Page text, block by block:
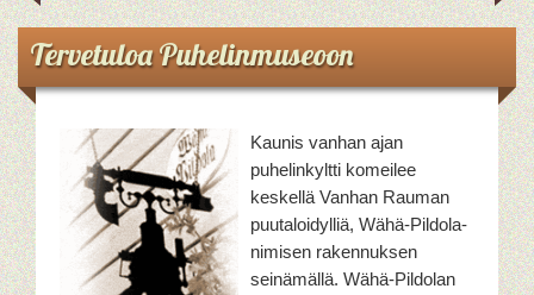
PUHELINMUSEON HISTORIA
PUHELIMEN HISTORIA SUOMESSA
VUOSI VUODELTA
OHJEITA TELEFONILLA PUHUVALLE JA
ESITTELY
Tervetuloa Puhelinmuseoon
Kaunis vanhan ajan
puhelinkyltti komeilee
keskellä Vanhan Rauman
puutaloidylliä, Wähä-Pildola-
nimisen rakennuksen
seinämällä. Wähä-Pildolan